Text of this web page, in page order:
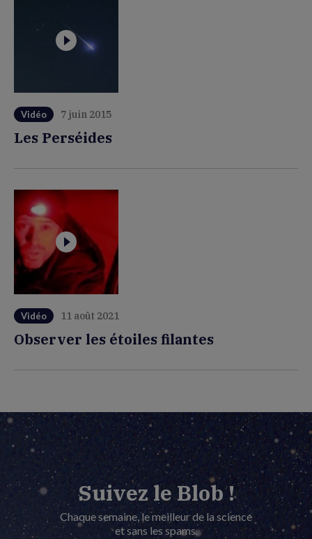
Vidéo 7 juin 2015
Les Perséides
Vidéo 11 août 2021
Observer les étoiles filantes
Suivez le Blob !
Chaque semaine, le meilleur de la science
et sans les spams.